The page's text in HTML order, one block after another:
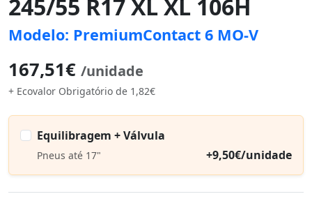
245/55 R17 XL XL 106H
Modelo: PremiumContact 6 MO-V
167,51€ /unidade
+ Ecovalor Obrigatório de 1,82€
Equilibragem + Válvula
Pneus até 17" +9,50€/unidade